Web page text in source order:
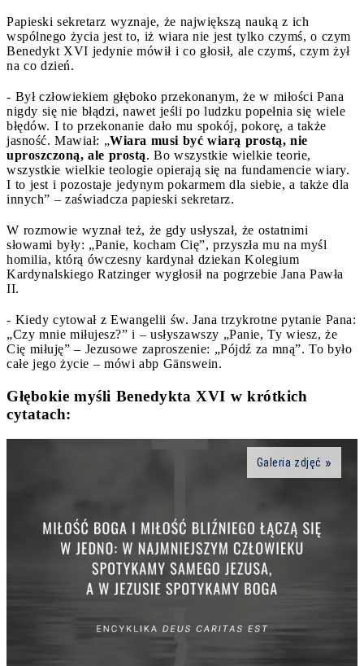
Papieski sekretarz wyznaje, że największą nauką z ich
wspólnego życia jest to, iż wiara nie jest tylko czymś, o czym
Benedykt XVI jedynie mówił i co głosił, ale czymś, czym żył
na co dzień.
- Był człowiekiem głęboko przekonanym, że w miłości Pana
nigdy się nie błądzi, nawet jeśli po ludzku popełnia się wiele
błędów. I to przekonanie dało mu spokój, pokorę, a także
jasność. Mawiał: „Wiara musi być wiarą prostą, nie
uproszczoną, ale prostą. Bo wszystkie wielkie teorie,
wszystkie wielkie teologie opierają się na fundamencie wiary.
I to jest i pozostaje jedynym pokarmem dla siebie, a także dla
innych” – zaświadcza papieski sekretarz.
W rozmowie wyznał też, że gdy usłyszał, że ostatnimi
słowami były: „Panie, kocham Cię”, przyszła mu na myśl
homilia, którą ówczesny kardynał dziekan Kolegium
Kardynalskiego Ratzinger wygłosił na pogrzebie Jana Pawła
II.
- Kiedy cytował z Ewangelii św. Jana trzykrotne pytanie Pana:
„Czy mnie miłujesz?” i – usłyszawszy „Panie, Ty wiesz, że
Cię miłuję” – Jezusowe zaproszenie: „Pójdź za mną”. To było
całe jego życie – mówi abp Gänswein.
Głębokie myśli Benedykta XVI w krótkich
cytatach:
Galeria zdjęć